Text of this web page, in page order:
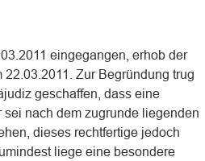
eingegangen, erhob der
Zur Begründung trug
geschaffen, dass eine
nach dem zugrunde liegenden
dieses rechtfertige jedoch
liege eine besondere